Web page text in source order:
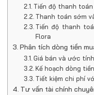
Tiến độ thanh
Thanh toán sớm
Tiến độ thanh
Flora
Phân tích dòng tiền
Giá bán và ước
Kế hoạch dòng
Tiết kiệm chi phí
Tư vấn tài chính